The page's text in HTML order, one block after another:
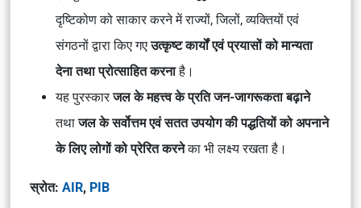
दृष्टिकोण को साकार करने में राज्यों, जिलों, व्यक्तियों एवं
संगठनों द्वारा किए गएउत्कृष्ट कार्यों एवं प्रयासों को मान्यता
देना तथा प्रोत्साहित करनाहै।
यह पुरस्कारजल के महत्त्व के प्रति जन-जागरूकता बढ़ाने
तथाजल के सर्वोत्तम एवं सतत उपयोग की पद्धतियों को अपनाने
के लिए लोगों को प्रेरित करनेका भी लक्ष्य रखता है।
स्रोत: AIR, PIB